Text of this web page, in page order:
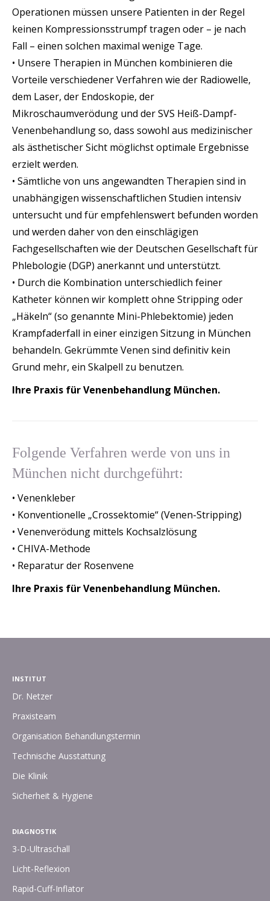
Operationen müssen unsere Patienten in der Regel
keinen Kompressionsstrumpf tragen oder – je nach
Fall – einen solchen maximal wenige Tage.
• Unsere Therapien in München kombinieren die
Vorteile verschiedener Verfahren wie der Radiowelle,
dem Laser, der Endoskopie, der
Mikroschaumverödung und der SVS Heiß-Dampf-
Venenbehandlung so, dass sowohl aus medizinischer
als ästhetischer Sicht möglichst optimale Ergebnisse
erzielt werden.
• Sämtliche von uns angewandten Therapien sind in
unabhängigen wissenschaftlichen Studien intensiv
untersucht und für empfehlenswert befunden worden
und werden daher von den einschlägigen
Fachgesellschaften wie der Deutschen Gesellschaft für
Phlebologie (DGP) anerkannt und unterstützt.
• Durch die Kombination unterschiedlich feiner
Katheter können wir komplett ohne Stripping oder
„Häkeln“ (so genannte Mini-Phlebektomie) jeden
Krampfaderfall in einer einzigen Sitzung in München
behandeln. Gekrümmte Venen sind definitiv kein
Grund mehr, ein Skalpell zu benutzen.
Ihre Praxis für Venenbehandlung München.
Folgende Verfahren werde von uns in
München nicht durchgeführt:
• Venenkleber
• Konventionelle „Crossektomie“ (Venen-Stripping)
• Venenverödung mittels Kochsalzlösung
• CHIVA-Methode
• Reparatur der Rosenvene
Ihre Praxis für Venenbehandlung München.
INSTITUT
Dr. Netzer
Praxisteam
Organisation Behandlungstermin
Technische Ausstattung
Die Klinik
Sicherheit & Hygiene
DIAGNOSTIK
3-D-Ultraschall
Licht-Reflexion
Rapid-Cuff-Inflator